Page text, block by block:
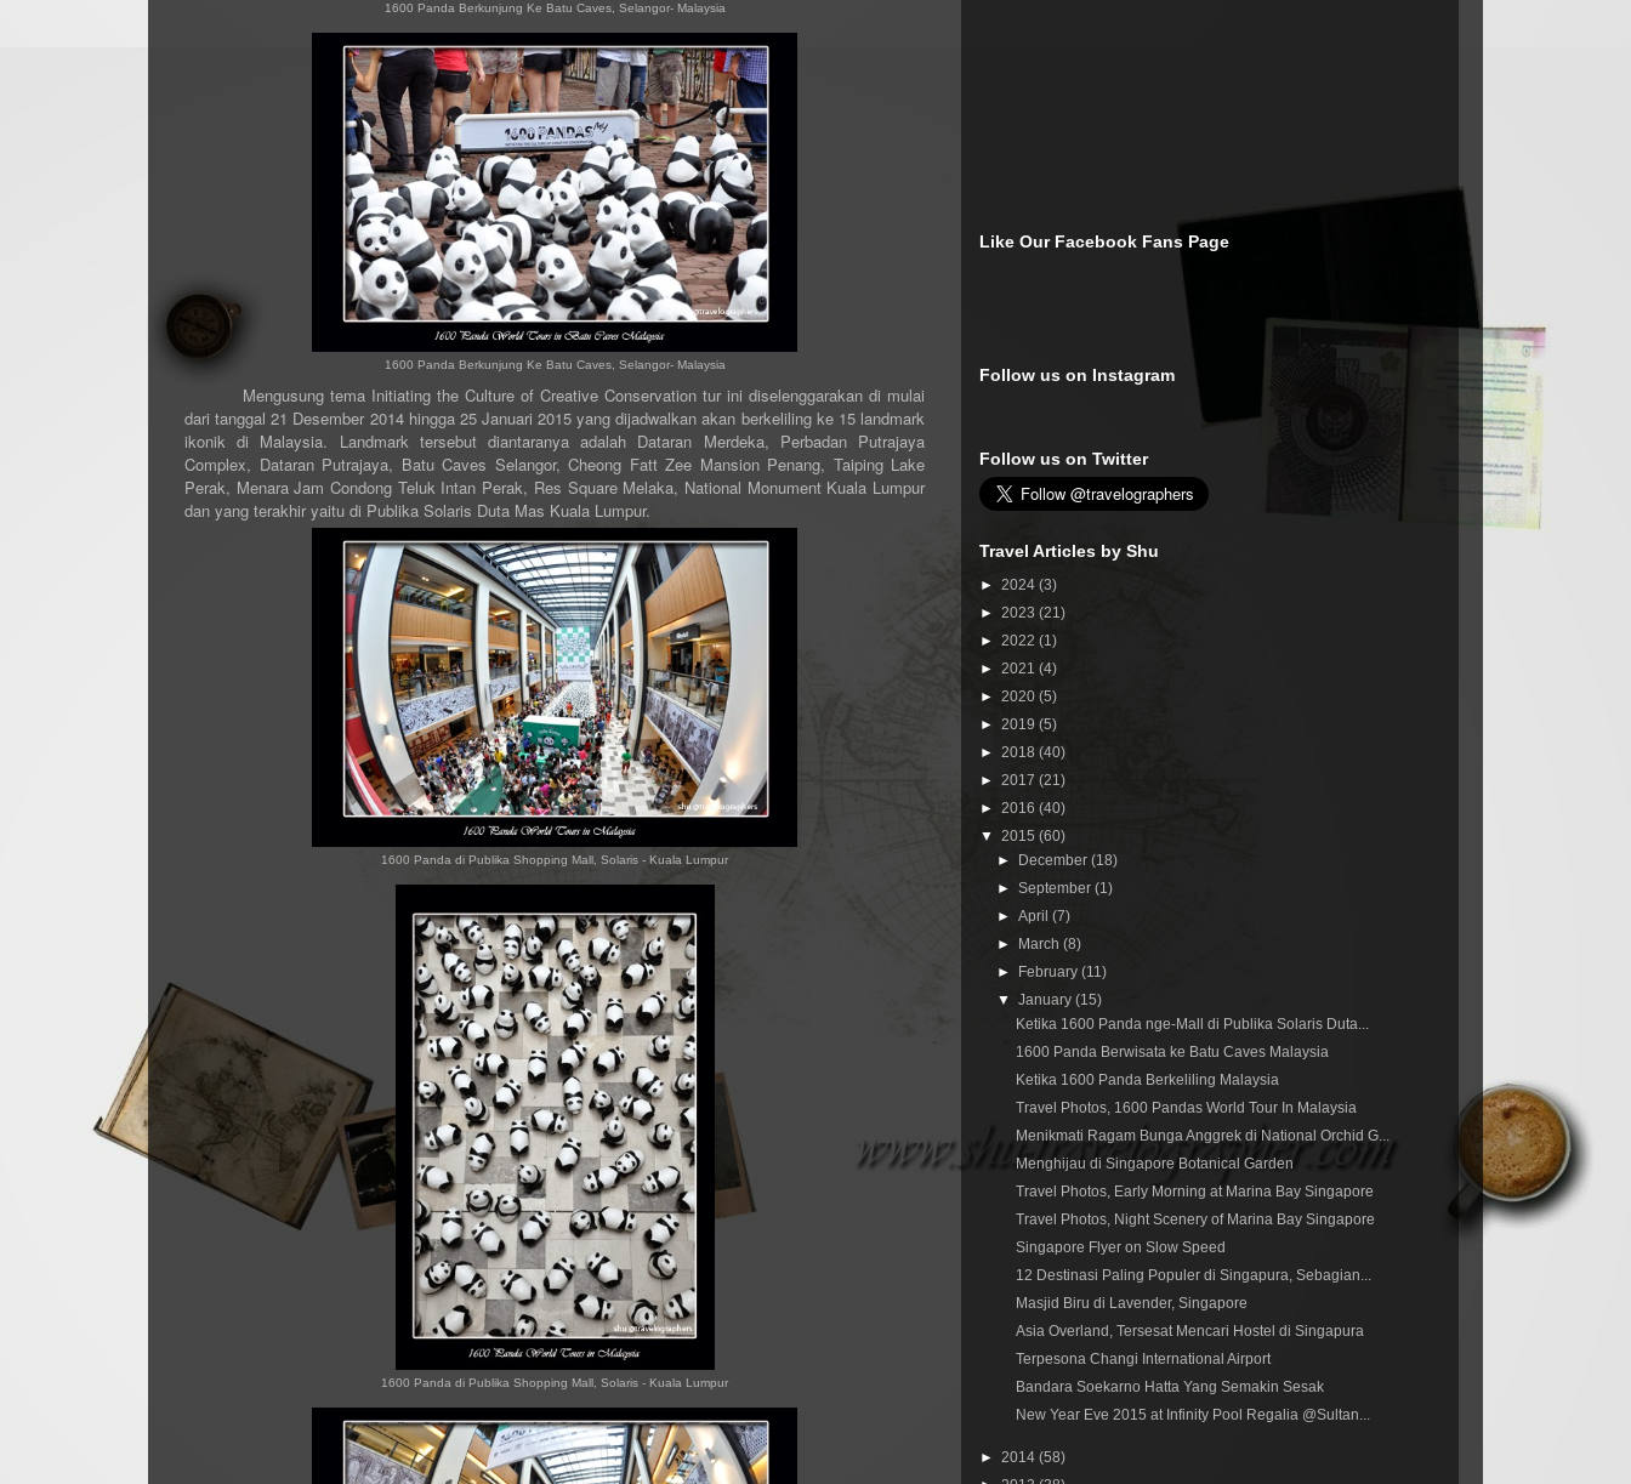
1600 Panda Berkunjung Ke Batu Caves, Selangor- Malaysia
1600 Panda Berkunjung Ke Batu Caves, Selangor- Malaysia
Mengusung tema Initiating the Culture of Creative Conservation tur ini diselenggarakan di mulai
dari tanggal 21 Desember 2014 hingga 25 Januari 2015 yang dijadwalkan akan berkeliling ke 15 landmark
ikonik di Malaysia. Landmark tersebut diantaranya adalah Dataran Merdeka, Perbadan Putrajaya
Complex, Dataran Putrajaya, Batu Caves Selangor, Cheong Fatt Zee Mansion Penang, Taiping Lake
Perak, Menara Jam Condong Teluk Intan Perak, Res Square Melaka, National Monument Kuala Lumpur
dan yang terakhir yaitu di Publika Solaris Duta Mas Kuala Lumpur.
1600 Panda di Publika Shopping Mall, Solaris - Kuala Lumpur
1600 Panda di Publika Shopping Mall, Solaris - Kuala Lumpur
Like Our Facebook Fans Page
Follow us on Instagram
Follow us on Twitter
Travel Articles by Shu
► 2024 (3)
► 2023 (21)
► 2022 (1)
► 2021 (4)
► 2020 (5)
► 2019 (5)
► 2018 (40)
► 2017 (21)
► 2016 (40)
▼ 2015 (60)
►
December(18)
►September(1)
►April(7)
►
March(8)
►
February(11)
▼January(15)
Ketika 1600 Panda nge-Mall di Publika Solaris Duta...
1600 Panda Berwisata ke Batu Caves Malaysia
Ketika 1600 Panda Berkeliling Malaysia
Travel Photos, 1600 Pandas World Tour In Malaysia
Menikmati Ragam Bunga Anggrek di National Orchid G...
Menghijau di Singapore Botanical Garden
Travel Photos, Early Morning at Marina Bay Singapore
Travel Photos, Night Scenery of Marina Bay Singapore
Singapore Flyer on Slow Speed
12 Destinasi Paling Populer di Singapura, Sebagian...
Masjid Biru di Lavender, Singapore
Asia Overland, Tersesat Mencari Hostel di Singapura
Terpesona Changi International Airport
Bandara Soekarno Hatta Yang Semakin Sesak
New Year Eve 2015 at Infinity Pool Regalia @Sultan...
► 2014 (58)